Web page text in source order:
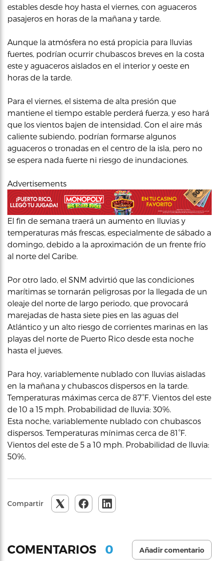
estables desde hoy hasta el viernes, con aguaceros
pasajeros en horas de la mañana y tarde.
Aunque la atmósfera no está propicia para lluvias
fuertes, podrían ocurrir chubascos breves en la costa
este y aguaceros aislados en el interior y oeste en
horas de la tarde.
Para el viernes, el sistema de alta presión que
mantiene el tiempo estable perderá fuerza, y eso hará
que los vientos bajen de intensidad. Con el aire más
caliente subiendo, podrían formarse algunos
aguaceros o tronadas en el centro de la isla, pero no
se espera nada fuerte ni riesgo de inundaciones.
Advertisements
El fin de semana traerá un aumento en lluvias y
temperaturas más frescas, especialmente de sábado a
domingo, debido a la aproximación de un frente frío
al norte del Caribe.
Por otro lado, el SNM advirtió que las condiciones
marítimas se tornarán peligrosas por la llegada de un
oleaje del norte de largo periodo, que provocará
marejadas de hasta siete pies en las aguas del
Atlántico y un alto riesgo de corrientes marinas en las
playas del norte de Puerto Rico desde esta noche
hasta el jueves.
Para hoy, variablemente nublado con lluvias aisladas
en la mañana y chubascos dispersos en la tarde.
Temperaturas máximas cerca de 87°F. Vientos del este
de 10 a 15 mph. Probabilidad de lluvia: 30%.
Esta noche, variablemente nublado con chubascos
dispersos. Temperaturas mínimas cerca de 81°F.
Vientos del este de 5 a 10 mph. Probabilidad de lluvia:
50%.
Compartir
COMENTARIOS 0 Añadir comentario